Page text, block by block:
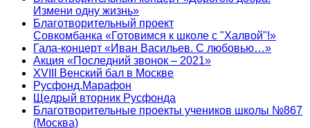
Измени одну жизнь»
Благотворительный проект
Совкомбанка «Готовимся к школе с "Халвой"!»
Гала-концерт «Иван Васильев. С любовью…»
Акция «Последний звонок – 2021»
XVIII Венский бал в Москве
Русфонд.Марафон
Щедрый вторник Русфонда
Благотворительные проекты учеников школы №867
(Москва)